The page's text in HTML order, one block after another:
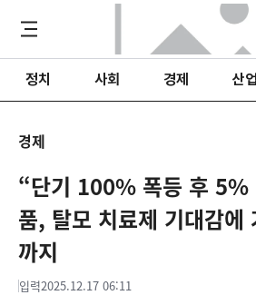
정치 사회 경제 산업
경제
“단기 100% 폭등 후 5%
품, 탈모 치료제 기대감에
까지
입력2025.12.17 06:11